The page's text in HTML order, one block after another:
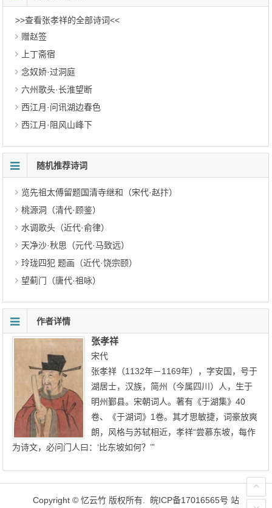
>>查看张孝祥的全部诗词<<
赠赵签
上丁斋宿
念奴娇·过洞庭
六州歌头·长淮望断
西江月·问讯湖边春色
西江月·阻风山峰下
随机推荐诗词
览先祖太傅留题国清寺继和（宋代·赵抃）
桃源洞（清代·顾鉴）
水调歌头（近代·俞律）
天净沙·秋思（元代·马致远）
玲珑四犯 题画（近代·饶宗颐）
望蓟门（唐代·祖咏）
作者详情
张孝祥
宋代
张孝祥（1132年－1169年），字安国，号于
湖居士，汉族，简州（今属四川）人，生于
明州鄞县。宋朝词人。著有《于湖集》40
卷、《于湖词》1卷。其才思敏捷，词豪放爽
朗，风格与苏轼相近，孝祥“尝慕东坡，每作
为诗文，必问门人曰：‘比东坡如何？’”
Copyright © 忆云竹 版权所有. 皖ICP备17016565号 站